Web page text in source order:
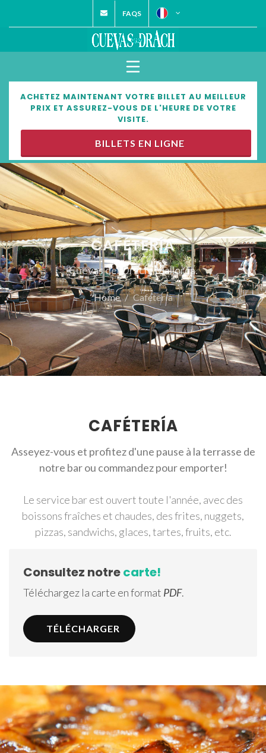
FAQS
ACHETEZ MAINTENANT VOTRE BILLET AU MEILLEUR
PRIX ET ASSUREZ-VOUS DE L'HEURE DE VOTRE
VISITE.
BILLETS EN LIGNE
CAFÉTERÍA
Cuevas del Drach, Mallorca.
Home Cafétería
CAFÉTERÍA
Asseyez-vous et profitez d'une pause à la terrasse de
notre bar ou commandez pour emporter!
Le service bar est ouvert toute l'année, avec des
boissons fraîches et chaudes, des frites, nuggets,
pizzas, sandwichs, glaces, tartes, fruits, etc.
Consultez notrecarte!
Téléchargez la carte en format PDF.
TÉLÉCHARGER